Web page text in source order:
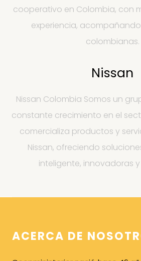
cooperativo en Colombia, con
experiencia,
colombianas.
Nissan
Nissan Colombia Somos un
constante crecimiento en el
comercializa productos y
Nissan, ofreciendo
inteligente, innovadoras
ACERCA DE